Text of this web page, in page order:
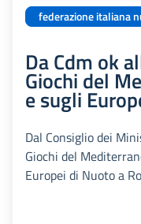
federazione italiana
Da Cdm ok
Giochi del
e sugli
Dal Consiglio dei
Giochi del
Europei di Nuoto a